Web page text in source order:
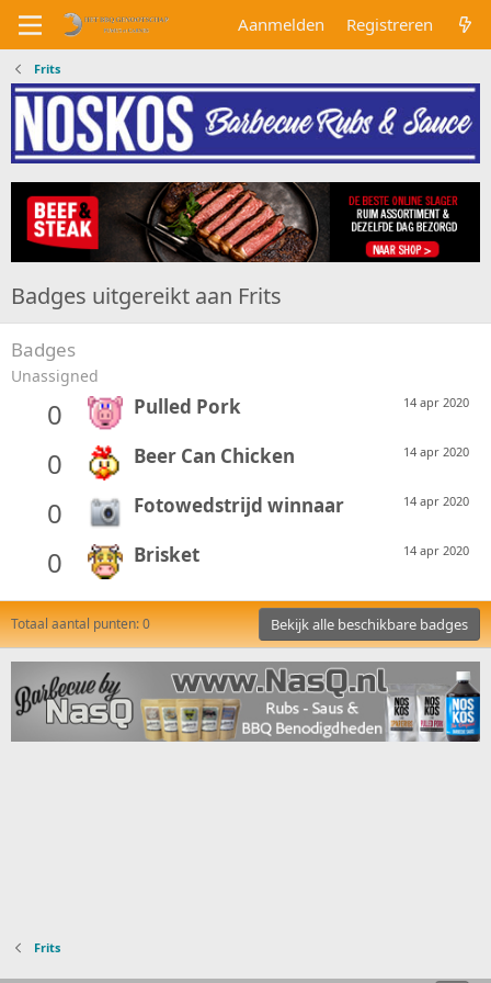
Aanmelden Registreren
Frits
Badges uitgereikt aan Frits
Badges
Unassigned
0 14 apr 2020
Pulled Pork
0 14 apr 2020
Beer Can Chicken
0 14 apr 2020
Fotowedstrijd winnaar
0 14 apr 2020
Brisket
Totaal aantal punten: 0 Bekijk alle beschikbare badges
Frits